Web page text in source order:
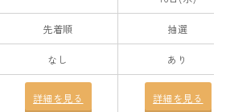
先着順 抽選
なし あり
詳細を見る 詳細を見る